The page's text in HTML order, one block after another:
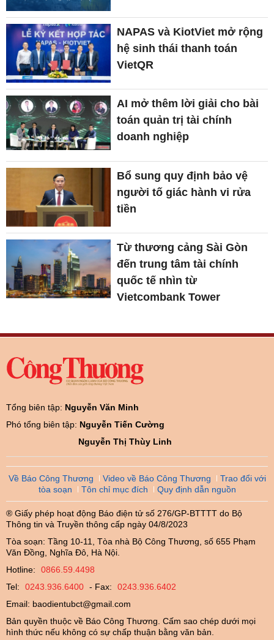
NAPAS và KiotViet mở rộng
hệ sinh thái thanh toán
VietQR
AI mở thêm lời giải cho bài
toán quản trị tài chính
doanh nghiệp
Bổ sung quy định bảo vệ
người tố giác hành vi rửa
tiền
Từ thương cảng Sài Gòn
đến trung tâm tài chính
quốc tế nhìn từ
Vietcombank Tower
Tổng biên tập: Nguyễn Văn Minh
Phó tổng biên tập: Nguyễn Tiến Cường
Nguyễn Thị Thùy Linh
Về Báo Công Thương Video về Báo Công Thương
Trao đổi với
tòa soạn
Tôn chỉ mục đích Quy định dẫn nguồn
® Giấy phép hoạt động Báo điện tử số 276/GP-BTTTT do Bộ
Thông tin và Truyền thông cấp ngày 04/8/2023
Tòa soạn: Tầng 10-11, Tòa nhà Bộ Công Thương, số 655 Phạm
Văn Đồng, Nghĩa Đô, Hà Nội.
Hotline:
0866.59.4498
Tel:
0243.936.6400 - Fax:
0243.936.6402
Email: baodientubct@gmail.com
Bản quyền thuộc về Báo Công Thương. Cấm sao chép dưới mọi
hình thức nếu không có sự chấp thuận bằng văn bản.